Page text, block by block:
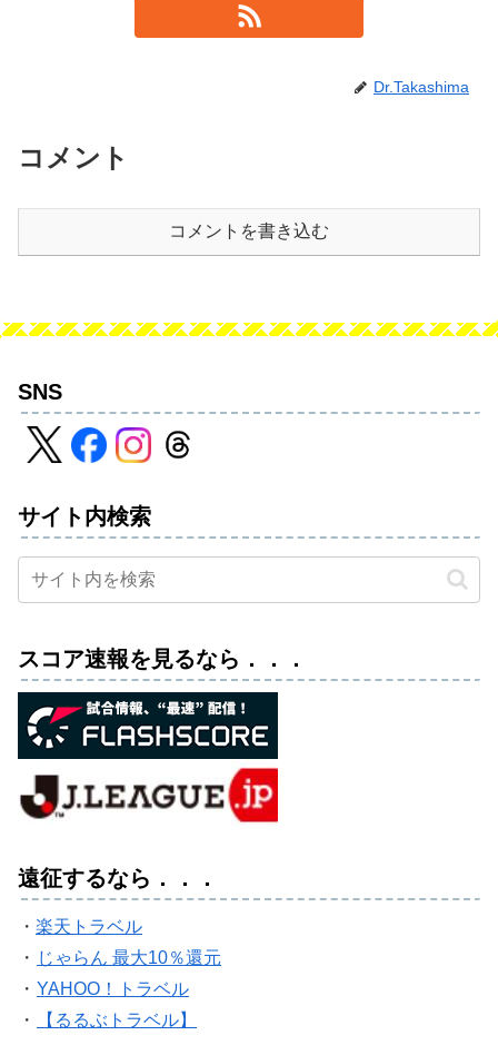
Dr.Takashima
コメント
コメントを書き込む
SNS
サイト内検索
スコア速報を見るなら．．．
遠征するなら．．．
・ 楽天トラベル
・ じゃらん 最大10％還元
・ YAHOO！トラベル
・
【るるぶトラベル】